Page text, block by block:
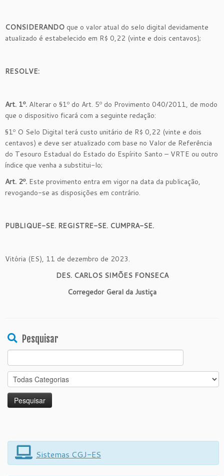
CONSIDERANDO que o valor atual do selo digital devidamente
atualizado é estabelecido em R$ 0,22 (vinte e dois centavos);
RESOLVE:
Art. 1º. Alterar o §1º do Art. 5º do Provimento 040/2011, de modo
que o dispositivo ficará com a seguinte redação:
§1º O Selo Digital terá custo unitário de R$ 0,22 (vinte e dois
centavos) e deve ser atualizado com base no Valor de Referência
do Tesouro Estadual do Estado do Espírito Santo – VRTE ou outro
índice que venha a substitui-lo;
Art. 2º. Este provimento entra em vigor na data da publicação,
revogando-se as disposições em contrário.
PUBLIQUE-SE. REGISTRE-SE. CUMPRA-SE.
Vitória (ES), 11 de dezembro de 2023.
DES. CARLOS SIMÕES FONSECA
Corregedor Geral da Justiça
Pesquisar
Search
for:
Sistemas CGJ-ES